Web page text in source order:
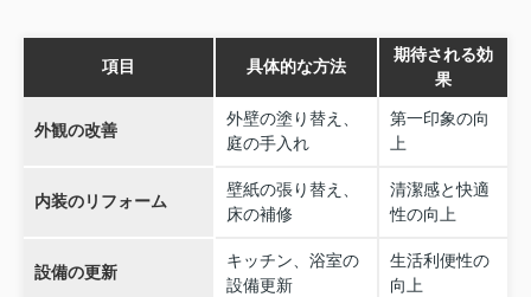
項目 具体的な方法
期待される効
果
外観の改善
外壁の塗り替え、
庭の手入れ
第一印象の向
上
内装のリフォーム
壁紙の張り替え、
床の補修
清潔感と快適
性の向上
設備の更新
キッチン、浴室の
設備更新
生活利便性の
向上